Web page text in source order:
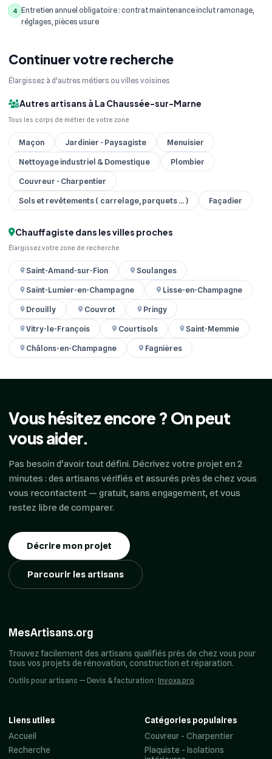
4 Entretien annuel obligatoire : contrat maintenance inclut ramonage,
réglages, pièces usure
Continuer votre recherche
Élargissez à d'autres métiers ou villes voisines
Autres artisans à La Chaussée-sur-Marne
Tous les corps de métier de votre zone
Maçon Jardinier - Paysagiste
Menuisier
Nettoyage industriel & Domestique
Plombier
Couvreur - Charpentier
Sols et revêtements ( carrelage, parquets ... )
Façadier
Chauffagiste dans les villes proches
Élargissez votre zone de recherche
Saint-Amand-sur-Fion
Soulanges
Saint-Lumier-en-Champagne
Lisse-en-Champagne
Drouilly
Couvrot
Pringy
Vitry-le-François
Courtisols
Saint-Memmie
Châlons-en-Champagne
Fagnières
Vous hésitez encore ? On peut
vous aider.
Pas besoin d'avoir tout défini. Décrivez votre projet en 2
minutes : des artisans vérifiés et assurés près de chez vous
vous recontactent — gratuit, sans engagement, et vous
restez libre de comparer.
Décrire mon projet
Parcourir les artisans
MesArtisans.org
Trouvez facilement des artisans qualifiés près de chez vous pour
tous vos projets de rénovation, construction et réparation.
Outils pour artisans — Devis & facturation : Invoxa.pro
Liens utiles
Accueil
Recherche
Catégories populaires
Couvreur - Charpentier
Plaquiste - Isolations